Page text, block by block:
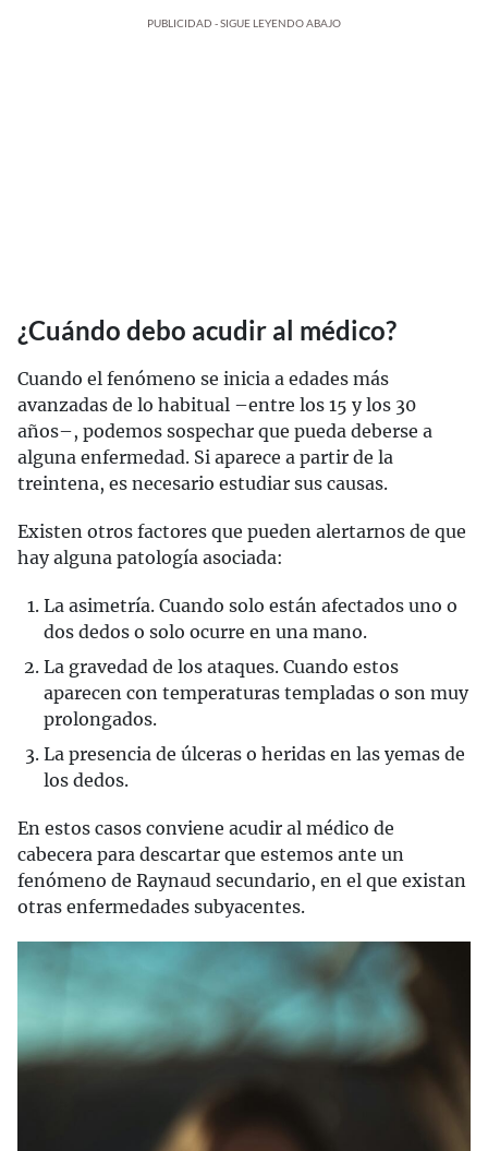
PUBLICIDAD - SIGUE LEYENDO ABAJO
¿Cuándo debo acudir al médico?
Cuando el fenómeno se inicia a edades más
avanzadas de lo habitual –entre los 15 y los 30
años–, podemos sospechar que pueda deberse a
alguna enfermedad. Si aparece a partir de la
treintena, es necesario estudiar sus causas.
Existen otros factores que pueden alertarnos de que
hay alguna patología asociada:
La asimetría. Cuando solo están afectados uno o
dos dedos o solo ocurre en una mano.
La gravedad de los ataques. Cuando estos
aparecen con temperaturas templadas o son muy
prolongados.
La presencia de úlceras o heridas en las yemas de
los dedos.
En estos casos conviene acudir al médico de
cabecera para descartar que estemos ante un
fenómeno de Raynaud secundario, en el que existan
otras enfermedades subyacentes.